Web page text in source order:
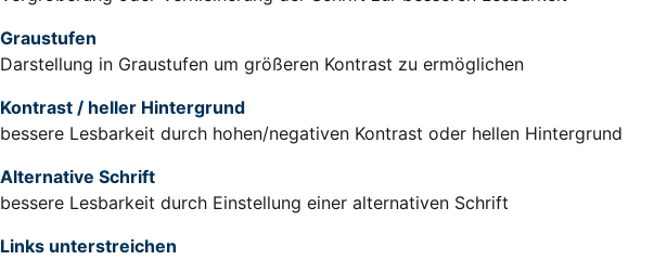
Graustufen
Darstellung in Graustufen um größeren Kontrast zu ermöglichen
Kontrast / heller Hintergrund
bessere Lesbarkeit durch hohen/negativen Kontrast oder hellen Hintergrund
Alternative Schrift
bessere Lesbarkeit durch Einstellung einer alternativen Schrift
Links unterstreichen